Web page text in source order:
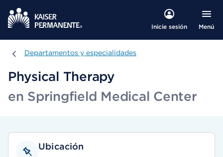
Inicie sesión Menú
Departamentos y especialidades
Departamentos y especialidades
Physical Therapy
en Springfield Medical Center
Ubicación